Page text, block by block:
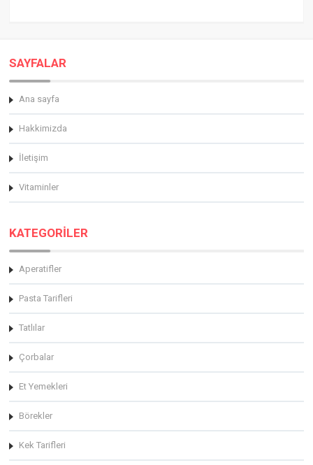
SAYFALAR
Ana sayfa
Hakkimizda
İletişim
Vitaminler
KATEGORİLER
Aperatifler
Pasta Tarifleri
Tatlılar
Çorbalar
Et Yemekleri
Börekler
Kek Tarifleri